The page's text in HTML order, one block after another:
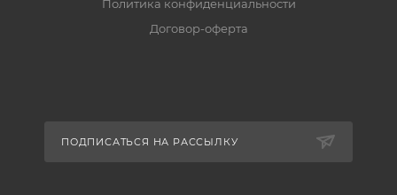
Политика конфиденциальности
Договор-оферта
ПОДПИСАТЬСЯ НА РАССЫЛКУ